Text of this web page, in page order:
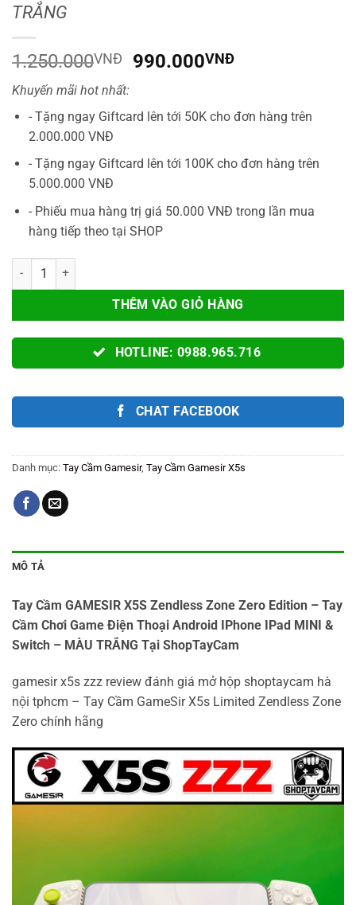
TRẮNG
1.250.000VNĐ
Giá
1.250.000VNĐ.
990.000VNĐGiá
là:
Khuyến mãi hot nhất:
- Tặng ngay Giftcard lên tới 50K cho đơn hàng trên
2.000.000 VNĐ
- Tặng ngay Giftcard lên tới 100K cho đơn hàng trên
5.000.000 VNĐ
- Phiếu mua hàng trị giá 50.000 VNĐ trong lần mua
hàng tiếp theo tại SHOP
Tay Cầm GAMESIR X5S Zendless Zone Zero Edition – Tay Cầm
THÊM VÀO GIỎ HÀNG
HOTLINE: 0988.965.716
CHAT FACEBOOK
Danh mục: Tay Cầm Gamesir, Tay Cầm Gamesir X5s
MÔ TẢ
Tay Cầm GAMESIR X5S Zendless Zone Zero Edition – Tay
Cầm Chơi Game Điện Thoại Android IPhone IPad MINI &
Switch – MÀU TRẮNG Tại ShopTayCam
gamesir x5s zzz review đánh giá mở hộp shoptaycam hà
nội tphcm – Tay Cầm GameSir X5s Limited Zendless Zone
Zero chính hãng